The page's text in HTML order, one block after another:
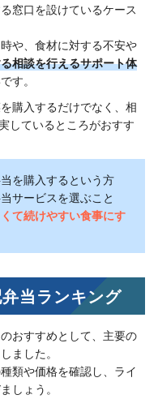
窓口を設けているケース
や、食材に対する不安や
相談を行えるサポート体
す。
購入するだけでなく、相
しているところがおすす
を購入するという方
サービスを選ぶこと
て続けやすい食事にす
当ランキング
おすすめとして、主要の
ました。
類や価格を確認し、ライ
しょう。